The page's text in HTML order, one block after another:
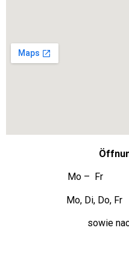
Mo – Fr
Mo, Di, Do, Fr
sowie